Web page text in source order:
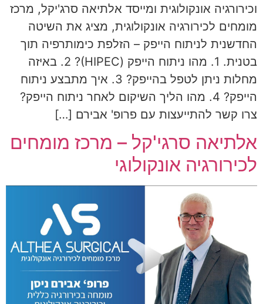
וכירורגיה אונקולוגית ומייסד אלתיאה סרג'יקל, מרכז
מומחים לכירורגיה אונקולוגית, מציג את השיטה
החדשנית לניתוח הייפק – הזלפת כימותרפיה תוך
בטנית. 1. מהו ניתוח הייפק (HIPEC)? 2. באיזה
מחלות ניתן לטפל בהייפק? 3. איך מתבצע ניתוח
הייפק? 4. מהו הליך השיקום לאחר ניתוח הייפק?
צרו קשר להתייעצות עם פרופ' אבירם […]
אלתיאה סרגי'קל – מרכז מומחים
לכירורגיה אונקולוגי